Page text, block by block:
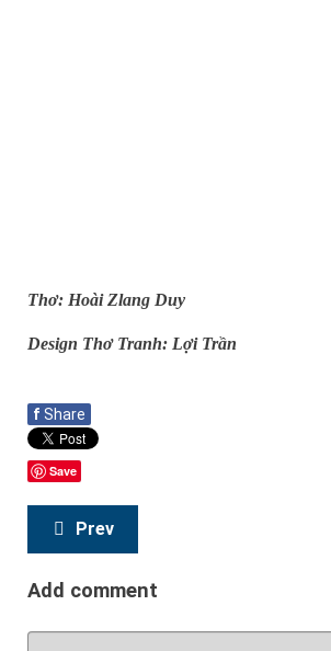
Thơ: Hoài Zlang Duy
Design Thơ Tranh: Lợi Trần
f Share
Save
Prev
Add comment